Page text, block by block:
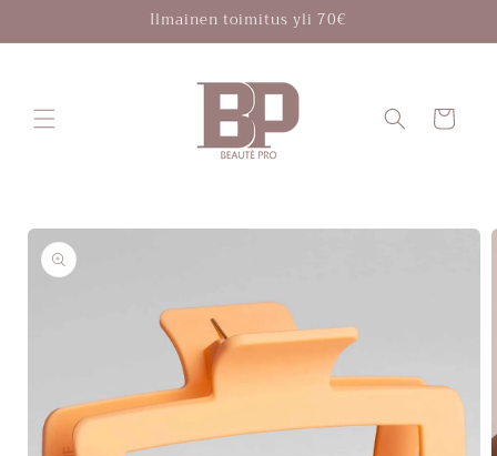
sisältöön
Ilmainen toimitus yli 70€
Ostoskori
Siirry
tuotetietoihin